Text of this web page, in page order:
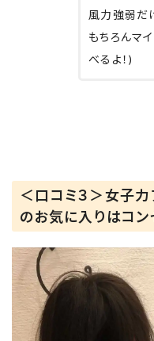
風力強弱だ
もちろんマ
べるよ！)
＜口コミ３＞女子力
のお気に入りはコン